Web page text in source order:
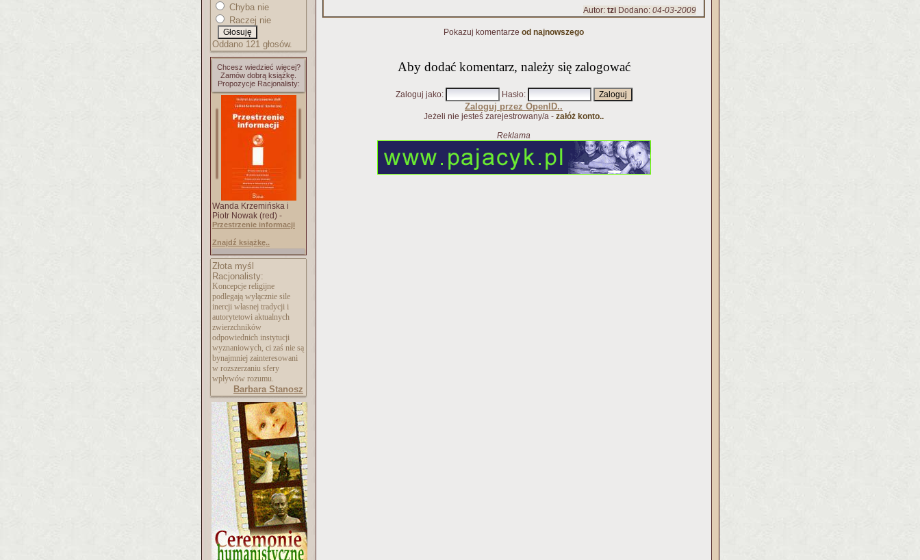
Chyba nie
Raczej nie
Oddano 121 głosów.
Chcesz wiedzieć więcej?
Zamów dobrą książkę.
Propozycje Racjonalisty:
Wanda Krzemińska i
Piotr Nowak (red) -
Przestrzenie informacji
Znajdź książkę..
Złota myśl
Racjonalisty:
Koncepcje religijne
podlegają wyłącznie sile
inercji własnej tradycji i
autorytetowi aktualnych
zwierzchników
odpowiednich instytucji
wyznaniowych, ci zaś nie są
bynajmniej zainteresowani
w rozszerzaniu sfery
wpływów rozumu.
Barbara Stanosz
Autor: tzi Dodano: 04-03-2009
Pokazuj komentarze od najnowszego
Aby dodać komentarz, należy się zalogować
Zaloguj jako: Hasło:
Zaloguj przez OpenID..
Jeżeli nie jesteś zarejestrowany/a - załóż konto..
Reklama